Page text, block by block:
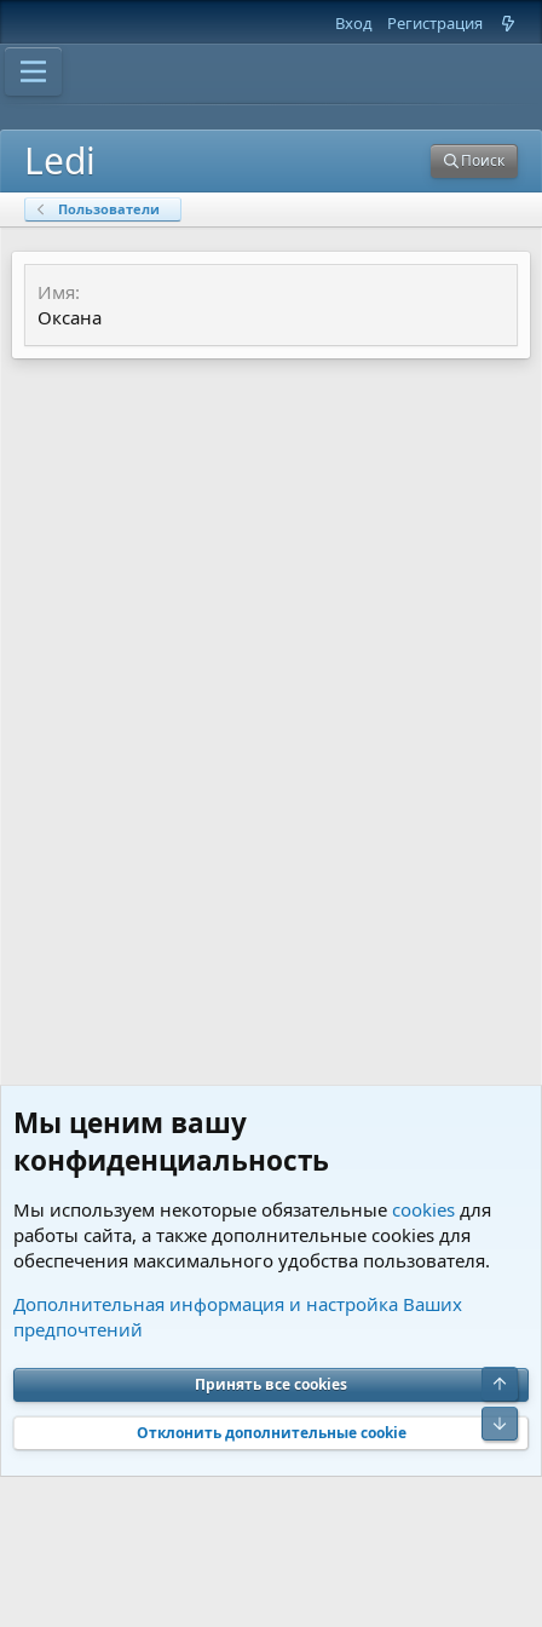
Вход Регистрация
Ledi Поиск
Пользователи
Имя
Оксана
Пользователи
Cookies Charm by DCom
Обратная связь
Условия и правила
Политика конфиденциальности
Помощь
S
S
Community platform by XenForo® © 2010-2026 XenForo Ltd. Перевод от
Jumuro®|Media embeds via s9e/MediaSites
Мы ценим вашу
конфиденциальность
Мы используем некоторые обязательные cookies для
работы сайта, а также дополнительные cookies для
обеспечения максимального удобства пользователя.
Дополнительная информация и настройка Ваших
предпочтений
Принять все cookies
Отклонить дополнительные cookie
Верх
Низ